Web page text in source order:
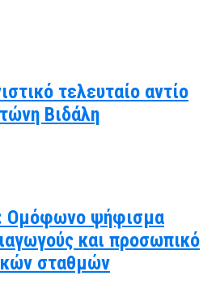
τελευταίο αντίο
Βιδάλη
Ομόφωνο ψήφισμα
και προσωπικό
σταθμών